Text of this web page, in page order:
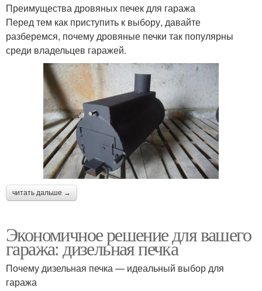
Преимущества дровяных печек для гаража
Перед тем как приступить к выбору, давайте
разберемся, почему дровяные печки так популярны
среди владельцев гаражей.
читать дальше →
Экономичное решение для вашего
гаража: дизельная печка
Почему дизельная печка — идеальный выбор для
гаража